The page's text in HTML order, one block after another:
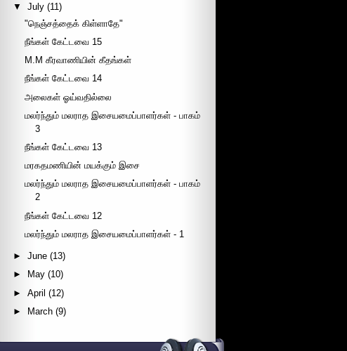
▼
July (11)
"நெஞ்சத்தைக் கிள்ளாதே"
நீங்கள் கேட்டவை 15
M.M கீரவாணியின் கீதங்கள்
நீங்கள் கேட்டவை 14
அலைகள் ஓய்வதில்லை
மலர்ந்தும் மலராத இசையமைப்பாளர்கள் - பாகம்
3
நீங்கள் கேட்டவை 13
மரகதமணியின் மயக்கும் இசை
மலர்ந்தும் மலராத இசையமைப்பாளர்கள் - பாகம்
2
நீங்கள் கேட்டவை 12
மலர்ந்தும் மலராத இசையமைப்பாளர்கள் - 1
►June (13)
►
May (10)
►April (12)
►
March (9)